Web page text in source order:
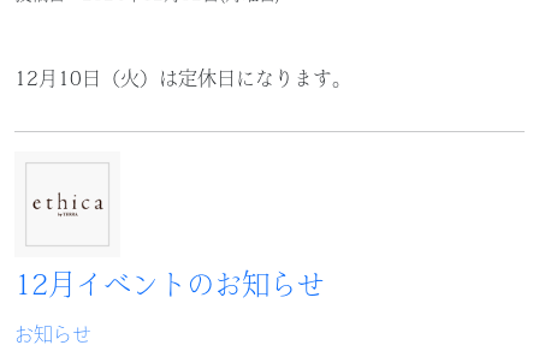
12月10日（火）は定休日になります。
12月イベントのお知らせ
お知らせ